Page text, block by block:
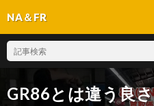
NA＆FR
GR86とは違う良